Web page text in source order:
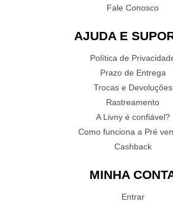
Fale Conosco
AJUDA E
Política de
Prazo de Entrega
Trocas e Devoluções
Rastreamento
A Livny é confiável?
Como funciona a Pré
Cashback
MINHA
Entrar